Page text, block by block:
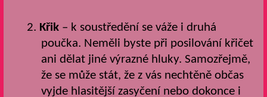
2. Křik – k soustředění se váže i druhá
poučka. Neměli byste při posilování křičet
ani dělat jiné výrazné hluky. Samozřejmě,
že se může stát, že z vás nechtěně občas
vyjde hlasitější zasyčení nebo dokonce i